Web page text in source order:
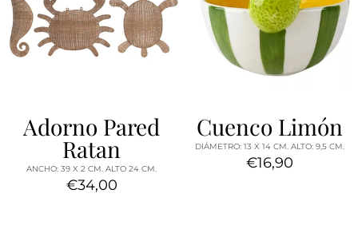
Adorno Pared
Ratan
ANCHO: 39 X 2 CM. ALTO 24 CM.
€34,00
Cuenco Limón
DIÁMETRO: 13 X 14 CM. ALTO: 9,5 CM.
€16,90